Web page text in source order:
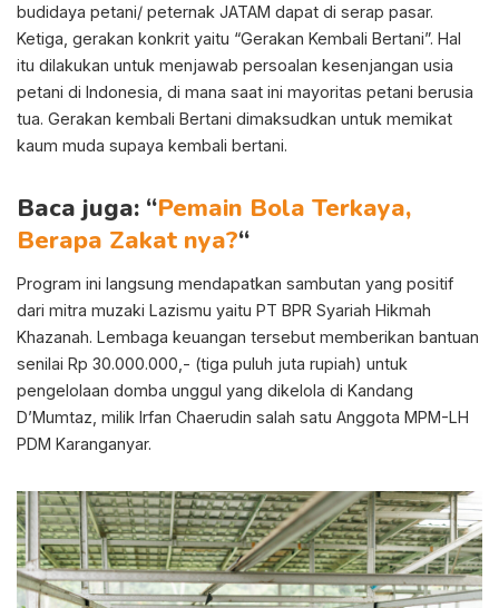
budidaya petani/ peternak JATAM dapat di serap pasar.
Ketiga, gerakan konkrit yaitu “Gerakan Kembali Bertani”. Hal
itu dilakukan untuk menjawab persoalan kesenjangan usia
petani di Indonesia, di mana saat ini mayoritas petani berusia
tua. Gerakan kembali Bertani dimaksudkan untuk memikat
kaum muda supaya kembali bertani.
Baca juga: “Pemain Bola Terkaya,
Berapa Zakat nya?“
Program ini langsung mendapatkan sambutan yang positif
dari mitra muzaki Lazismu yaitu PT BPR Syariah Hikmah
Khazanah. Lembaga keuangan tersebut memberikan bantuan
senilai Rp 30.000.000,- (tiga puluh juta rupiah) untuk
pengelolaan domba unggul yang dikelola di Kandang
D’Mumtaz, milik Irfan Chaerudin salah satu Anggota MPM-LH
PDM Karanganyar.